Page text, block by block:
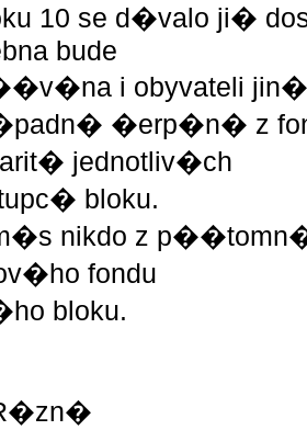
10 se d�valo ji�
bude
i obyvateli
�erp�n� z
jednotliv�ch
bloku.
nikdo z
fondu
bloku.